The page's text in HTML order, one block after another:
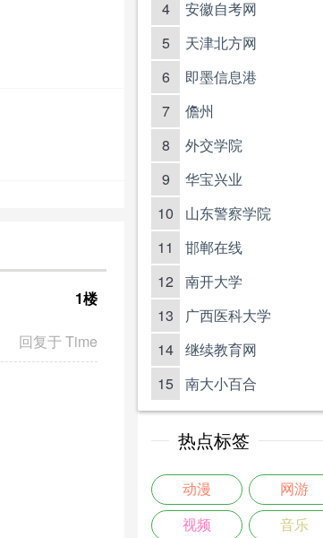
回复于 Time
1楼
4 安徽自考网
5 天津北方网
6 即墨信息港
7 儋州
8 外交学院
9 华宝兴业
10 山东警察学院
11 邯郸在线
12 南开大学
13 广西医科大学
14 继续教育网
15 南大小百合
热点标签
动漫 网游
视频 音乐